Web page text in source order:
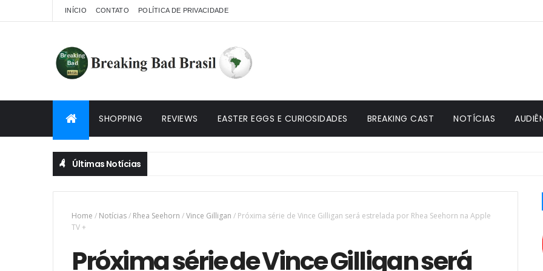
INÍCIO CONTATO POLÍTICA DE PRIVACIDADE
SHOPPING REVIEWS EASTER EGGS E CURIOSIDADES BREAKING CAST NOTÍCIAS
Últimas Notícias
Home / Notícias/ Rhea Seehorn /Vince Gilligan / Próxima série de Vince Gilligan será estrelada por Rhea Seehorn na Apple
TV +
Próxima série de Vince Gilligan será